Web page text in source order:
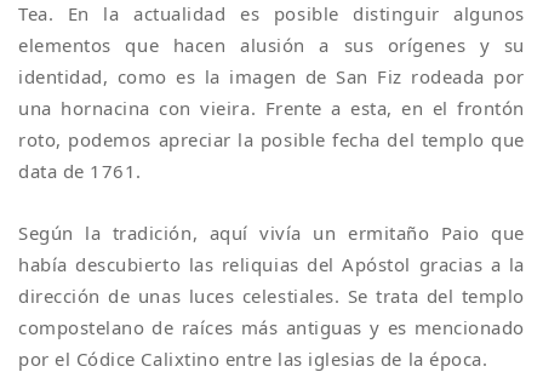
Tea. En la actualidad es posible distinguir algunos
elementos que hacen alusión a sus orígenes y su
identidad, como es la imagen de San Fiz rodeada por
una hornacina con vieira. Frente a esta, en el frontón
roto, podemos apreciar la posible fecha del templo que
data de 1761.
Según la tradición, aquí vivía un ermitaño Paio que
había descubierto las reliquias del Apóstol gracias a la
dirección de unas luces celestiales. Se trata del templo
compostelano de raíces más antiguas y es mencionado
por el Códice Calixtino entre las iglesias de la época.